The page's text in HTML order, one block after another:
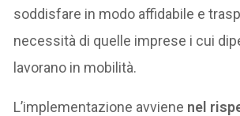
soddisfare in modo affidabile e
necessità di quelle imprese i cui
lavorano in mobilità.
L’implementazione avviene nel